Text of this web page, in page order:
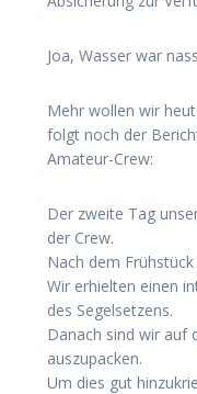
Joa, Wasser war
Mehr wollen wir
folgt noch der
Amateur-Crew:
Der zweite Tag
der Crew.
Nach dem
Wir erhielten einen
des Segelsetzens.
Danach sind wir auf
auszupacken.
Um dies gut